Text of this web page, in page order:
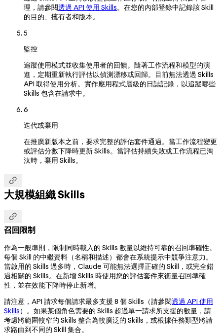
理，請參閱透過 API 使用 Skills。在您的內部登錄中記錄該 Skill
的目的、擁有者和版本。
5
監控
追蹤使用模式並收集使用者的回饋。隨著工作流程和模型的演
進，定期重新執行評估以偵測漂移或回歸。目前無法透過 Skills
API 取得使用分析。實作應用程式層級的日誌記錄，以追蹤哪些
Skills 包含在請求中。
6
迭代或棄用
在推廣新版本之前，要求完整的評估套件通過。當工作流程變更
或評估分數下降時更新 Skills。當評估持續失敗或工作流程已淘
汰時，棄用 Skills。

大規模組織 Skills

召回限制
作為一般準則，限制同時載入的 Skills 數量以維持可靠的召回準確性。
每個 Skill 的中繼資料（名稱和描述）都會在系統提示中競爭注意力。
當啟用的 Skills 過多時，Claude 可能無法選擇正確的 Skill，或完全錯
過相關的 Skills。在新增 Skills 時使用您的評估套件來衡量召回準確
性，並在效能下降時停止新增。
請注意，API 請求每個請求最多支援 8 個 Skills（請參閱透過 API 使用
Skills）。如果某個角色需要的 Skills 超過單一請求所支援的數量，請
考慮將範圍較窄的 Skills 整合為較廣泛的 Skills，或根據任務類型將請
求路由到不同的 Skill 集合。